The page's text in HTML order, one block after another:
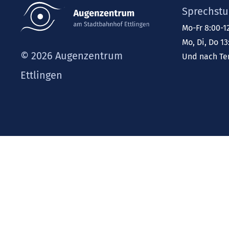
© 2026 Augenzentrum
Ettlingen
Mo-Fr 8:00-
Mo, Di, Do
Und nach